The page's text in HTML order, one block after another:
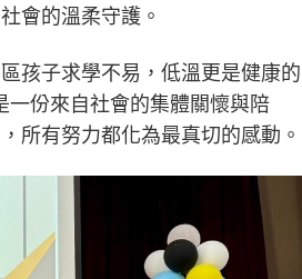
會的溫柔守護。
孩子求學不易，低溫更是健康的
份來自社會的集體關懷與陪
所有努力都化為最真切的感動。